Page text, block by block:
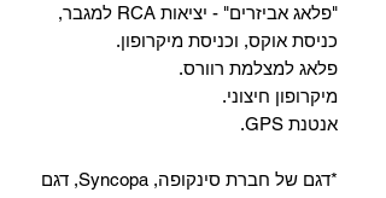
"פלאג אביזרים" - יציאות RCA למגבר,
כניסת אוקס, וכניסת מיקרופון.
פלאג למצלמת רוורס.
מיקרופון חיצוני.
אנטנת GPS.
*דגם של חברת סינקופה, Syncopa, דגם